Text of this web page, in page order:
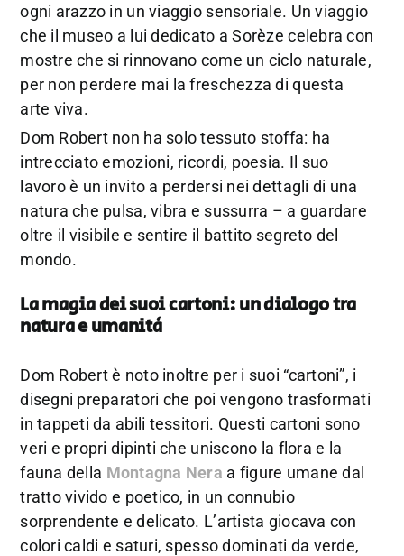
ogni arazzo in un viaggio sensoriale. Un viaggio
che il museo a lui dedicato a Sorèze celebra con
mostre che si rinnovano come un ciclo naturale,
per non perdere mai la freschezza di questa
arte viva.
Dom Robert non ha solo tessuto stoffa: ha
intrecciato emozioni, ricordi, poesia. Il suo
lavoro è un invito a perdersi nei dettagli di una
natura che pulsa, vibra e sussurra – a guardare
oltre il visibile e sentire il battito segreto del
mondo.
La magia dei suoi cartoni: un dialogo tra
natura e umanità
Dom Robert è noto inoltre per i suoi “cartoni”, i
disegni preparatori che poi vengono trasformati
in tappeti da abili tessitori. Questi cartoni sono
veri e propri dipinti che uniscono la flora e la
fauna della Montagna Nera a figure umane dal
tratto vivido e poetico, in un connubio
sorprendente e delicato. L’artista giocava con
colori caldi e saturi, spesso dominati da verde,